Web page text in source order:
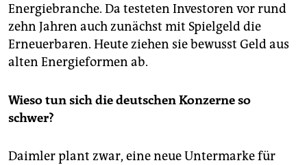
Energiebranche. Da testeten Investoren vor rund
zehn Jahren auch zunächst mit Spielgeld die
Erneuerbaren. Heute ziehen sie bewusst Geld aus
alten Energieformen ab.
Wieso tun sich die deutschen Konzerne so
schwer?
Daimler plant zwar, eine neue Untermarke für